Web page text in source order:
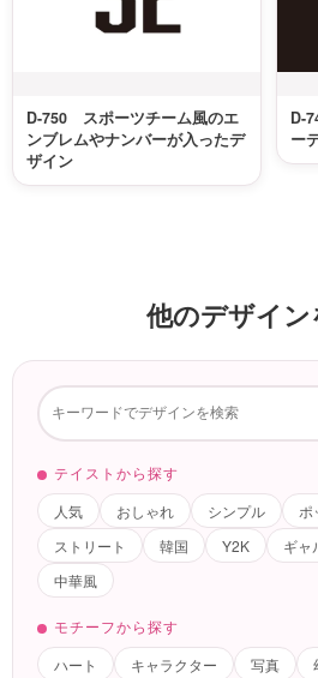
D-750 スポーツチーム風のエ
ンブレムやナンバーが入ったデ
ザイン
D-
ー
他のデザイ
テイストから探す
人気
おしゃれ シンプル ポ
ストリート
韓国 Y2K ギャ
中華風
モチーフから探す
ハート
キャラクター 写真